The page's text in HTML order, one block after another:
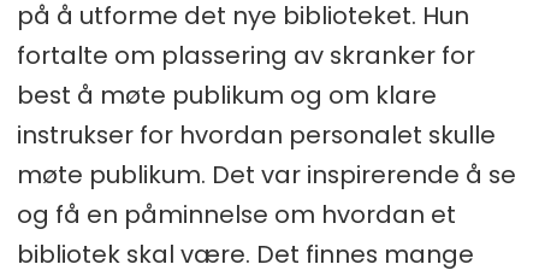
på å utforme det nye biblioteket. Hun
fortalte om plassering av skranker for
best å møte publikum og om klare
instrukser for hvordan personalet skulle
møte publikum. Det var inspirerende å se
og få en påminnelse om hvordan et
bibliotek skal være. Det ­finnes mange